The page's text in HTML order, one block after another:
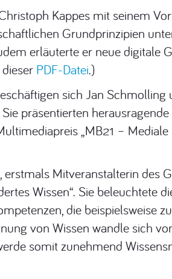
Kappes mit seinem
Grundprinzipien
erläuterte er neue digitale
PDF-Datei.)
sich Jan
präsentierten
„MB21 –
erstmals Mitveranstalterin des
Wissen“. Sie beleuchtete
die beispielsweise
von Wissen wandle sich
somit zunehmend